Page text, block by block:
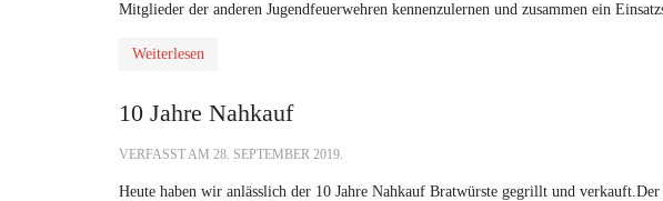
Mitglieder der anderen Jugendfeuerwehren kennenzulernen und zusammen ein
Weiterlesen
10 Jahre Nahkauf
VERFASST AM 28. SEPTEMBER 2019.
Heute haben wir anlässlich der 10 Jahre Nahkauf Bratwürste gegrillt und verkauft.Der